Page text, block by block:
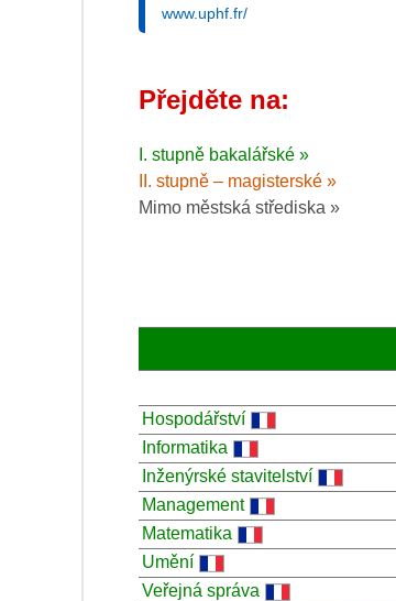
www.uphf.fr/
Přejděte na:
I. stupně bakalářské »
II. stupně – magisterské »
Mimo městská střediska »
Hospodářství
Informatika
Inženýrské stavitelství
Management
Matematika
Umění
Veřejná správa